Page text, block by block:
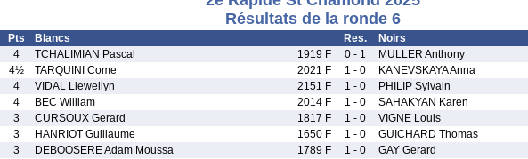
Résultats de la ronde 6
Pts Blancs Res. Noirs
4 TCHALIMIAN Pascal 1919 F 0 - 1 MULLER Anthony
4½ TARQUINI Come 2021 F 1 - 0 KANEVSKAYA Anna
4 VIDAL Llewellyn 2151 F 1 - 0 PHILIP Sylvain
4 BEC William 2014 F 1 - 0 SAHAKYAN Karen
3 CURSOUX Gerard 1817 F 1 - 0 VIGNE Louis
3 HANRIOT Guillaume 1650 F 1 - 0 GUICHARD Thomas
3 DEBOOSERE Adam Moussa 1789 F 1 - 0 GAY Gerard